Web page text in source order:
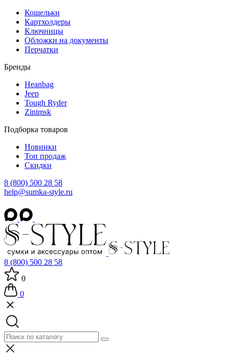
Кошельки
Картхолдеры
Ключницы
Обложки на документы
Перчатки
Бренды
Heanbag
Jeep
Tough Ryder
Zinimsk
Подборка товаров
Новинки
Топ продаж
Скидки
8 (800) 500 28 58
help@sumka-style.ru
8 (800) 500 28 58
0
0